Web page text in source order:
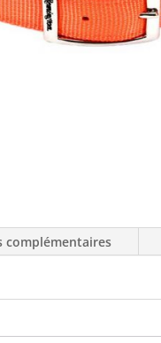
complémentaires